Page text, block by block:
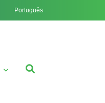
Português